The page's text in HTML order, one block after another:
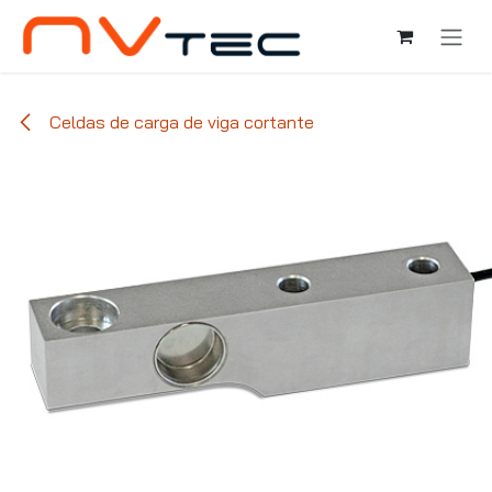
Ir al contenido
Celdas de carga de viga cortante